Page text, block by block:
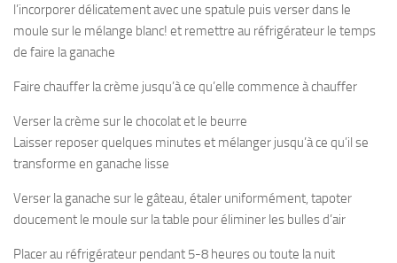
l’incorporer délicatement avec une spatule puis verser dans le
moule sur le mélange blanc! et remettre au réfrigérateur le temps
de faire la ganache
Faire chauffer la crème jusqu’à ce qu’elle commence à chauffer
Verser la crème sur le chocolat et le beurre
Laisser reposer quelques minutes et mélanger jusqu’à ce qu’il se
transforme en ganache lisse
Verser la ganache sur le gâteau, étaler uniformément, tapoter
doucement le moule sur la table pour éliminer les bulles d’air
Placer au réfrigérateur pendant 5-8 heures ou toute la nuit